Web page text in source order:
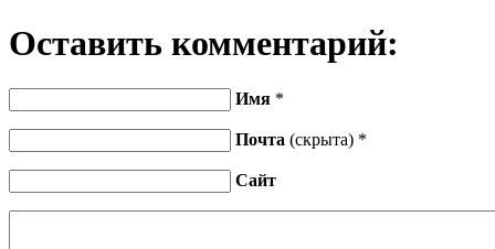
Оставить комментарий:
Имя *
Почта (скрыта) *
Сайт